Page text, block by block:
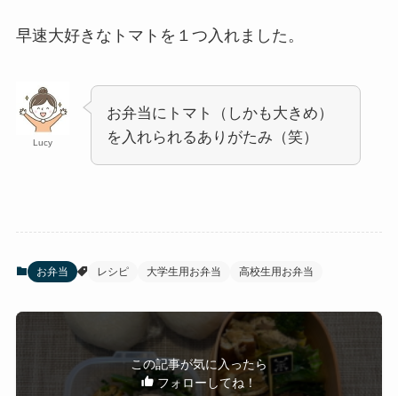
早速大好きなトマトを１つ入れました。
Lucy
お弁当にトマト（しかも大きめ）
を入れられるありがたみ（笑）
お弁当 レシピ 大学生用お弁当 高校生用お弁当
この記事が気に入ったら
フォローしてね！